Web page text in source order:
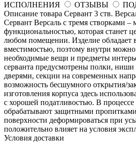
ИСПОЛНЕНИЯ
ОТЗЫВЫ
Описание товара Сервант 3 ств.
Сервант Версаль с тремя створками –
функциональностью, которая станет
любом помещении. Изделие обладает
вместимостью, поэтому внутри можно
необходимые вещи и предметы
серванта предусмотрены полки,
дверями, секции на современных
возможность бесшумного открытия/
изготовления корпуса здесь
с хорошей податливостью. В процессе
обрабатывают защитными
поверхности деформироваться при
положительно влияет на условия
Условия доставки